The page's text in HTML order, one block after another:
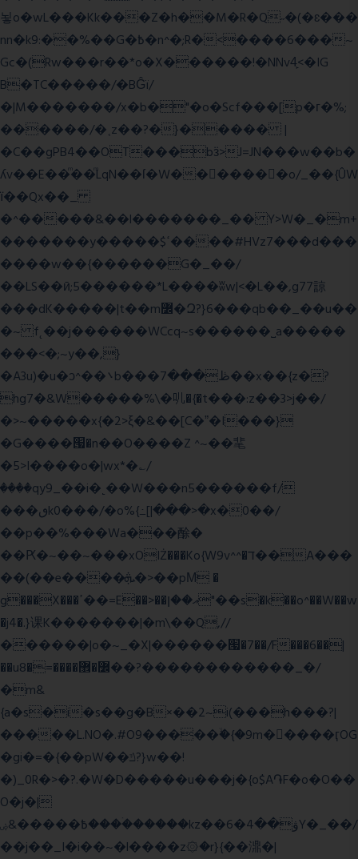
뇧o�wL���Kk���Z�h��M�R�Q˶�(�ɛ���
nn�k9:��%��G�߿�n^�;R�<����6���~
Gc�(Rw���r��*o�X������!�NNv4̙<�IG
B�TC�����/�BĜï/
�|M�������/x�b�"�o�Scf���[p�г�%;
������/�˱z��?�}����� |
�C��gPB4��OT���bӟ>J=JN���w��b�
ʎv��E��ͫ��ͫLqN��ſ�W���ً����o/_��{ÛW
ї��Qx��_
�^�����&��l�������_�� Y>W�_�m+
�������y�����$ߵ����#HVz7���d���
����w��{������G�_��/
��LS��ӣ;5������*L����ʬw|<�L��,g77諒
���dK�����|t��m߼�Զ?}6���qb��_��u��
�~ f˛��j������WCcq~s������˽a�����
���<�;~y��,}
�A3u)�u�ͻ^��܌b���ڟ���7��x��{z�?
hg7�&W�����%\�䶷�{�t���:z��3>j��/
�>~�����x{�2>ξ�&��[C�ˮ�I���}
�G����՗�n��O����Z ^~��靟
�5>I����o�|wx*�؎/
����qy9_��i�˻��W���n5������f/
���ٯk0���/�o%{߸[|���>�x�0��/
��p��%���Wa���酴�
��Ԗ�~��~���xOIŻ���Ko{W9v^^�ד��A���
��(��e����ܞ�>��pΜ �
g���X���ߴ��=E��>��އ��ן"��s�k��o^��W��w
�j4�.}课K�������|�m\��Q,//
������|o�~_�X|������՗�7��/F���6��|
��u8�=����߼�޾��?������������_�/
�m&
{a�s�i�s��g�B×��2~i(���h���?|
�����L.NO�.#O9�����ۙ�{�9m��ً���ӷOG
�gi�=�{��pW��ݿ?}w��!
�)_0R�>�?.�W�D�����u���j�{o$A֏F�o�O��
O�j�|
߿�����&ۻ����ۛ�����kz��ۋ��4�6Y�_��/
��j��_I�i��~�l����z۞�r}{��濎�|